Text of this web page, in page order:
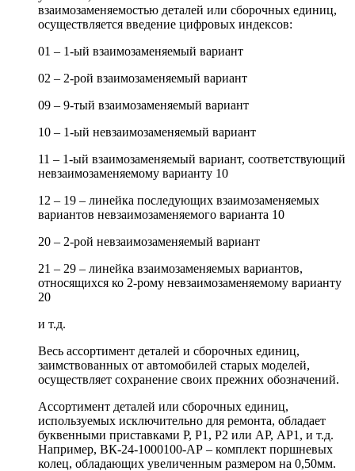
взаимозаменяемостью деталей или сборочных единиц,
осуществляется введение цифровых индексов:
01 – 1-ый взаимозаменяемый вариант
02 – 2-рой взаимозаменяемый вариант
09 – 9-тый взаимозаменяемый вариант
10 – 1-ый невзаимозаменяемый вариант
11 – 1-ый взаимозаменяемый вариант, соответствующий
невзаимозаменяемому варианту 10
12 – 19 – линейка последующих взаимозаменяемых
вариантов невзаимозаменяемого варианта 10
20 – 2-рой невзаимозаменяемый вариант
21 – 29 – линейка взаимозаменяемых вариантов,
относящихся ко 2-рому невзаимозаменяемому варианту
20
и т.д.
Весь ассортимент деталей и сборочных единиц,
заимствованных от автомобилей старых моделей,
осуществляет сохранение своих прежних обозначений.
Ассортимент деталей или сборочных единиц,
используемых исключительно для ремонта, обладает
буквенными приставками Р, Р1, Р2 или АР, АР1, и т.д.
Например, ВК-24-1000100-АР – комплект поршневых
колец, обладающих увеличенным размером на 0,50мм.